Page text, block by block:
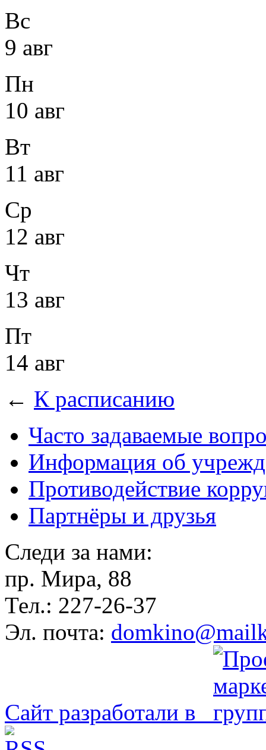
Вс
9 авг
Пн
10 авг
Вт
11 авг
Ср
12 авг
Чт
13 авг
Пт
14 авг
← К расписанию
Часто задаваемые
Информация об
Противодействие
Партнёры и друзья
Следи за нами:
пр. Мира, 88
Тел.: 227-26-37
Эл. почта:
Сайт разработали в